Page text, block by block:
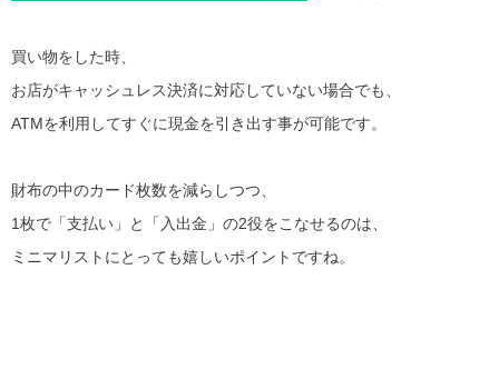
買い物をした時、
お店がキャッシュレス決済に対応していない場合でも、
ATMを利用してすぐに現金を引き出す事が可能です。
財布の中のカード枚数を減らしつつ、
1枚で「支払い」と「入出金」の2役をこなせるのは、
ミニマリストにとっても嬉しいポイントですね。